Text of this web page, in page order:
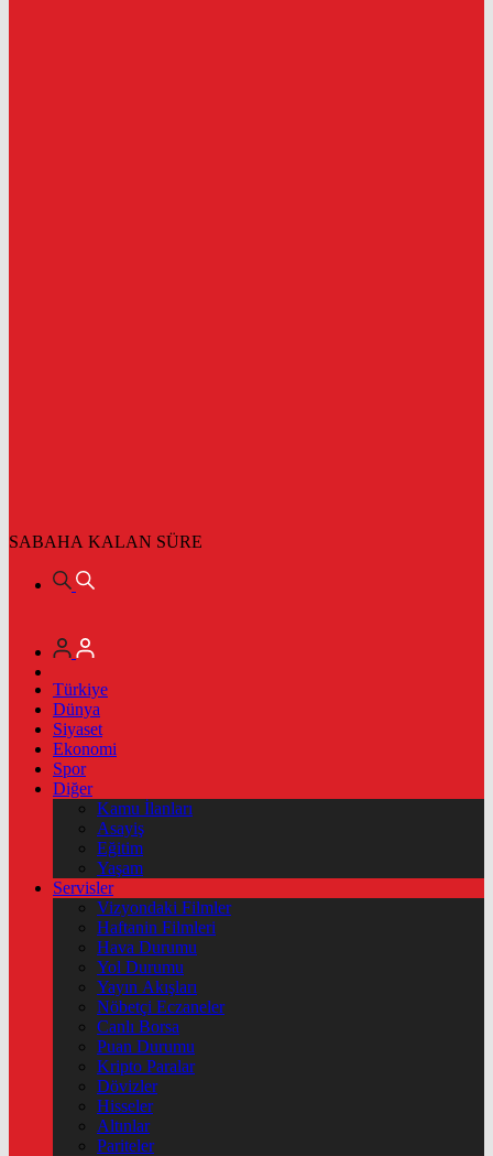
SABAHA KALAN SÜRE
Türkiye
Dünya
Siyaset
Ekonomi
Spor
Diğer
Kamu İlanları
Asayiş
Eğitim
Yaşam
Servisler
Vizyondaki Filmler
Haftanin Filmleri
Hava Durumu
Yol Durumu
Yayın Akışları
Nöbetçi Eczaneler
Canlı Borsa
Puan Durumu
Kripto Paralar
Dövizler
Hisseler
Altınlar
Pariteler